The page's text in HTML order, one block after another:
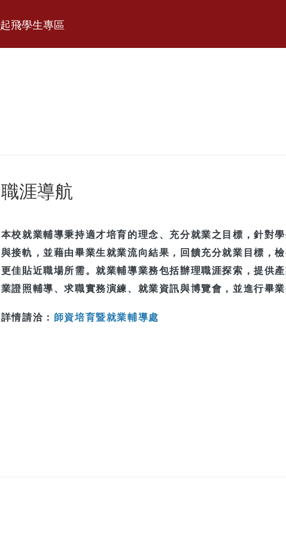
起飛學生專區
職涯導航
本校就業輔導秉持適才培育的理念、充分就業之目標，針對
與接軌，並藉由畢業生就業流向結果，回饋充分就業目標，
更佳貼近職場所需。就業輔導業務包括辦理職涯探索，提供
業證照輔導、求職實務演練、就業資訊與博覽會，並進行畢業
詳情請洽： 師資培育暨就業輔導處